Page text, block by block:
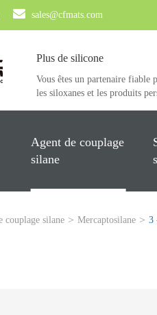
sales@cfmats.com
Plus de silicone
Vous êtes un partenaire fiable
les siloxanes et les produits
Agent de couplage
silane
couplage silane Mercaptosilane 3